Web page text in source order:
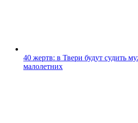
40 жертв: в Твери будут судить
малолетних